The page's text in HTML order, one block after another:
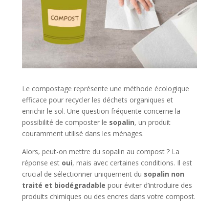
Le compostage représente une méthode écologique
efficace pour recycler les déchets organiques et
enrichir le sol. Une question fréquente concerne la
possibilité de composter le sopalin, un produit
couramment utilisé dans les ménages.
Alors, peut-on mettre du sopalin au compost ? La
réponse est oui, mais avec certaines conditions. Il est
crucial de sélectionner uniquement du sopalin non
traité et biodégradable pour éviter d’introduire des
produits chimiques ou des encres dans votre compost.